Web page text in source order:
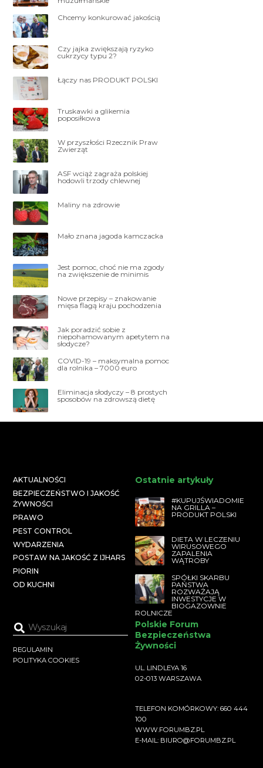
Chcemy konkurować jakością
Czy jajka zwiększają ryzyko
cukrzycy typu 2?
Łączy nas PRODUKT POLSKI
Truskawki a glikemia
poposiłkowa
W przyszłości Rzecznik Praw
Zwierząt
ASF wciąż zagraża polskiej
hodowli trzody chlewnej
Maliny na zdrowie
Mało znana jagoda kamczacka
Jest pomoc, choć nie ma zgody
na zwiększenie de minimis
Nowe przepisy – znakowanie
mięsa flagą kraju pochodzenia
Jak poradzić sobie z
niepohamowanym apetytem na
słodycze?
COVID-19 – maksymalna pomoc
dla rolnika – 7000 euro
Eliminacja słodyczy – 8 prostych
sposobów na zdrowszą dietę
AKTUALNOŚCI
BEZPIECZEŃSTWO I JAKOŚĆ
ŻYWNOŚCI
PRAWO
PEST CONTROL
WYDARZENIA
POSTAW NA JAKOŚĆ Z IJHARS
PIORIN
OD KUCHNI
Ostatnie artykuły
#KUPUJŚWIADOMIE
NA GRILLA –
PRODUKT POLSKI
DIETA W LECZENIU
WIRUSOWEGO
ZAPALENIA
WĄTROBY
SPÓŁKI SKARBU
PAŃSTWA
ROZWAŻAJĄ
INWESTYCJE W
BIOGAZOWNIE
ROLNICZE
REGULAMIN
POLITYKA COOKIES
Polskie Forum
Bezpieczeństwa
Żywności
UL. LINDLEYA 16
02-013 WARSZAWA
TELEFON KOMÓRKOWY: 660 444
100
WWW.FORUMBZ.PL
E-MAIL: BIURO@FORUMBZ.PL